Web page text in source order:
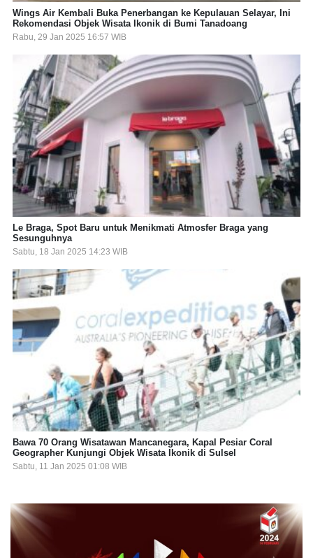
Wings Air Kembali Buka Penerbangan ke Kepulauan Selayar, Ini
Rekomendasi Objek Wisata Ikonik di Bumi Tanadoang
Rabu, 29 Jan 2025 16:57 WIB
Le Braga, Spot Baru untuk Menikmati Atmosfer Braga yang
Sesunguhnya
Sabtu, 18 Jan 2025 14:23 WIB
Bawa 70 Orang Wisatawan Mancanegara, Kapal Pesiar Coral
Geographer Kunjungi Objek Wisata Ikonik di Sulsel
Sabtu, 11 Jan 2025 01:08 WIB